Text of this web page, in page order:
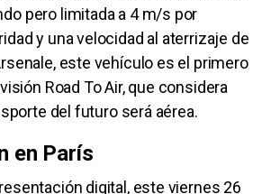
pero limitada a 4 m/s por
y una velocidad al aterrizaje de
este vehículo es el primero
Road To Air, que considera
del futuro será aérea.
en París
digital, este viernes 26